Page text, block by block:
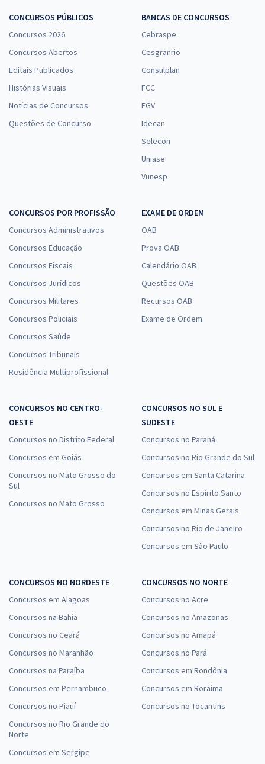
CONCURSOS PÚBLICOS
Concursos 2026
Concursos Abertos
Editais Publicados
Histórias Visuais
Notícias de Concursos
Questões de Concurso
BANCAS DE CONCURSOS
Cebraspe
Cesgranrio
Consulplan
FCC
FGV
Idecan
Selecon
Uniase
Vunesp
CONCURSOS POR PROFISSÃO
Concursos Administrativos
Concursos Educação
Concursos Fiscais
Concursos Jurídicos
Concursos Militares
Concursos Policiais
Concursos Saúde
Concursos Tribunais
Residência Multiprofissional
EXAME DE ORDEM
OAB
Prova OAB
Calendário OAB
Questões OAB
Recursos OAB
Exame de Ordem
CONCURSOS NO CENTRO-
OESTE
Concursos no Distrito Federal
Concursos em Goiás
Concursos no Mato Grosso do
Sul
Concursos no Mato Grosso
CONCURSOS NO SUL E
SUDESTE
Concursos no Paraná
Concursos no Rio Grande do Sul
Concursos em Santa Catarina
Concursos no Espírito Santo
Concursos em Minas Gerais
Concursos no Rio de Janeiro
Concursos em São Paulo
CONCURSOS NO NORDESTE
Concursos em Alagoas
Concursos na Bahia
Concursos no Ceará
Concursos no Maranhão
Concursos na Paraíba
Concursos em Pernambuco
Concursos no Piauí
Concursos no Rio Grande do
Norte
Concursos em Sergipe
CONCURSOS NO NORTE
Concursos no Acre
Concursos no Amazonas
Concursos no Amapá
Concursos no Pará
Concursos em Rondônia
Concursos em Roraima
Concursos no Tocantins